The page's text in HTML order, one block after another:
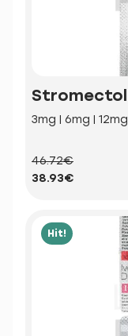
Stromectol
3mg | 6mg | 12mg
46.72€
38.93€
Hit!